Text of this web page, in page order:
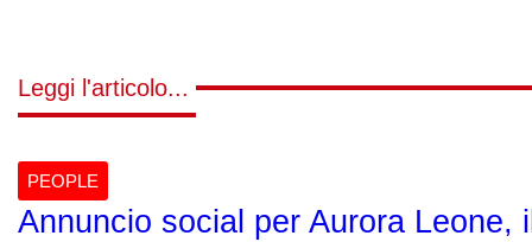
Leggi l'articolo...
PEOPLE
Annuncio social per Aurora Leone,